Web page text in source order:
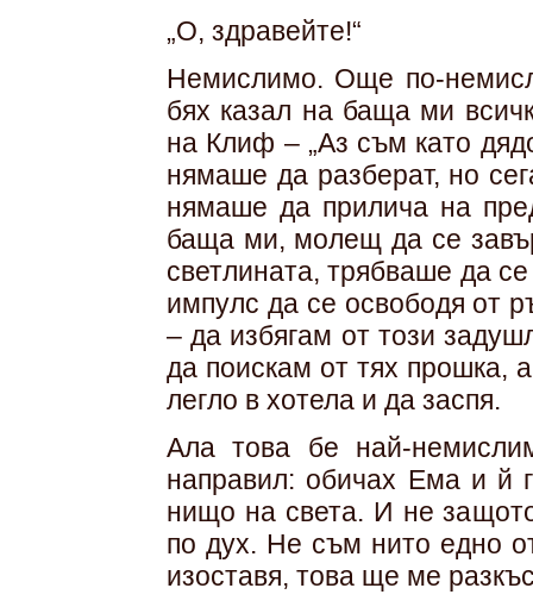
„О, здравейте!“
Немислимо. Още по-
бях казал на баща ми
на Клиф – „Аз съм като
нямаше да разберат, но
нямаше да прилича на
баща ми, молещ да се
светлината, трябваше да
импулс да се освободя от
– да избягам от този
да поискам от тях прошка,
легло в хотела и да заспя.
Ала това бе най-
направил: обичах Ема и й
нищо на света. И не
по дух. Не съм нито едно
изоставя, това ще ме